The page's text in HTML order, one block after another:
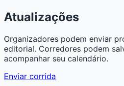
Atualizações
Organizadores podem enviar
editorial. Corredores podem
acompanhar seu calendário.
Enviar corrida